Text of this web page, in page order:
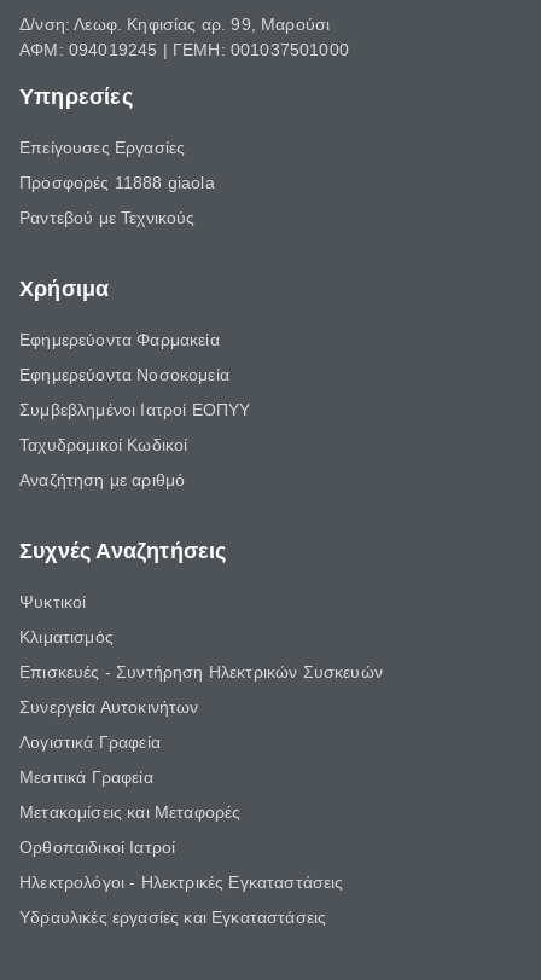
Δ/νση: Λεωφ. Κηφισίας αρ. 99, Μαρούσι
ΑΦΜ: 094019245 | ΓΕΜΗ: 001037501000
Υπηρεσίες
Επείγουσες Εργασίες
Προσφορές 11888 giaola
Ραντεβού με Τεχνικούς
Χρήσιμα
Εφημερεύοντα Φαρμακεία
Εφημερεύοντα Νοσοκομεία
Συμβεβλημένοι Ιατροί ΕΟΠΥΥ
Ταχυδρομικοί Κωδικοί
Αναζήτηση με αριθμό
Συχνές Αναζητήσεις
Ψυκτικοί
Κλιματισμός
Επισκευές - Συντήρηση Ηλεκτρικών Συσκευών
Συνεργεία Αυτοκινήτων
Λογιστικά Γραφεία
Μεσιτικά Γραφεία
Μετακομίσεις και Μεταφορές
Ορθοπαιδικοί Ιατροί
Ηλεκτρολόγοι - Ηλεκτρικές Εγκαταστάσεις
Υδραυλικές εργασίες και Εγκαταστάσεις